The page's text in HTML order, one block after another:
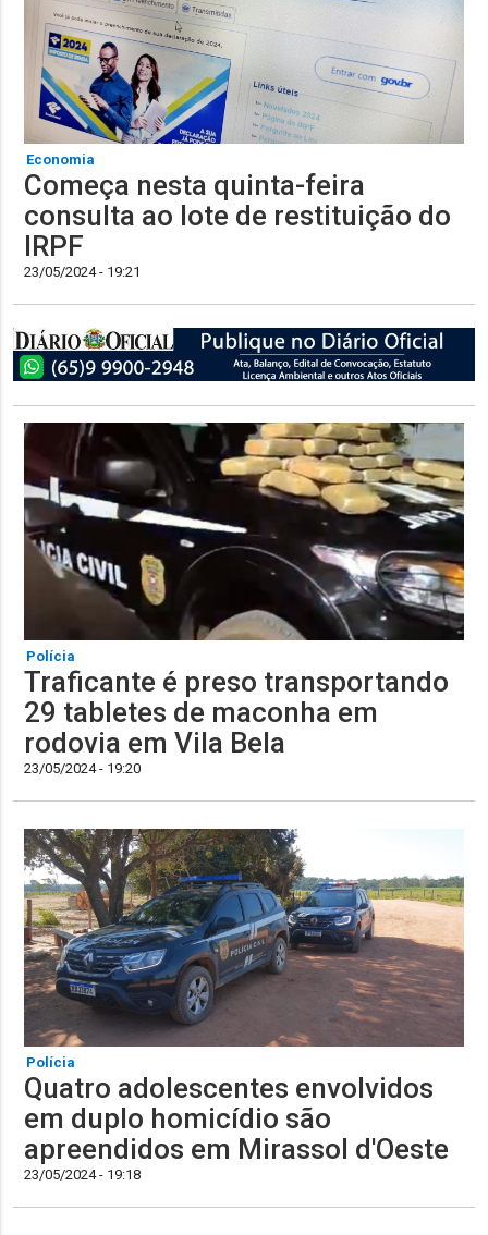
Economia
Começa nesta quinta-feira
consulta ao lote de restituição do
IRPF
23/05/2024 - 19:21
Polícia
Traficante é preso transportando
29 tabletes de maconha em
rodovia em Vila Bela
23/05/2024 - 19:20
Polícia
Quatro adolescentes envolvidos
em duplo homicídio são
apreendidos em Mirassol d'Oeste
23/05/2024 - 19:18